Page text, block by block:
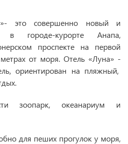
это совершенно новый и
в городе-курорте Анапа,
проспекте на первой
от моря. Отель «Луна» -
ориентирован на пляжный,
зоопарк, океанариум и
для пеших прогулок у моря,